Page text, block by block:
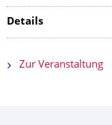
Details
Zur Veranstaltung